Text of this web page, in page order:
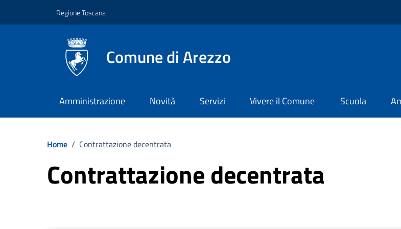
Regione Toscana
Comune di Arezzo
Amministrazione Novità Servizi Vivere il Comune Scuola
Home / Contrattazione decentrata
Contrattazione decentrata